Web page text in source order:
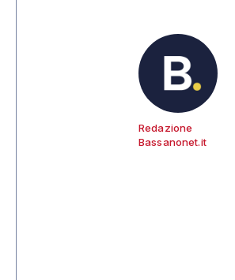
Redazione
Bassanonet.it